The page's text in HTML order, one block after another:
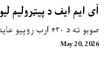
آی ایم ایف د پیټرولیم لیوي کې د ۱۸ سلنې زیاتوالي او
صوبو ته د ۴۳۰ ارب روپیو عاید هدف او ۲ ټریلیون سرپلس غوښتنه شوې
May 20, 2026